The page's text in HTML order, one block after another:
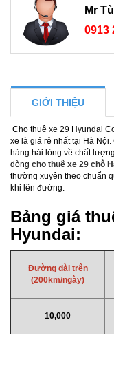
Mr
0913
GIỚI THIỆU
Cho thuê xe 29 Hyundai
xe là giá rẻ nhất tại Hà
hàng hài lòng về chất
dòng cho thuê xe 29 chỗ
thường xuyên theo chuẩn
khi lên đường.
Bảng giá
Hyundai:
Đường dài trên
(200km/ngày)
10,000